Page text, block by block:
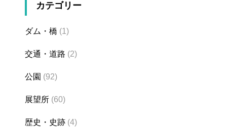
カテゴリー
ダム・橋 (1)
交通・道路 (2)
公園 (92)
展望所 (60)
歴史・史跡 (4)